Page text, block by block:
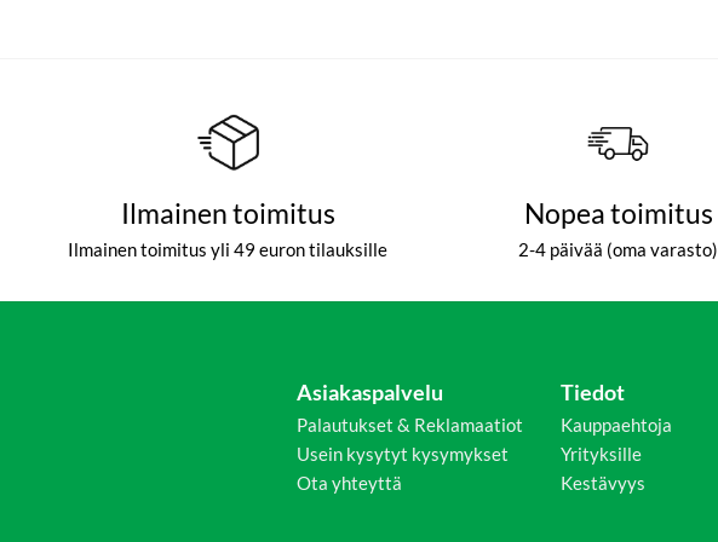
Ilmainen toimitus
Ilmainen toimitus yli 49 euron tilauksille
Nopea toimitus
2-4 päivää (oma varasto)
Asiakaspalvelu
Palautukset & Reklamaatiot
Usein kysytyt kysymykset
Ota yhteyttä
Tiedot
Kauppaehtoja
Yrityksille
Kestävyys